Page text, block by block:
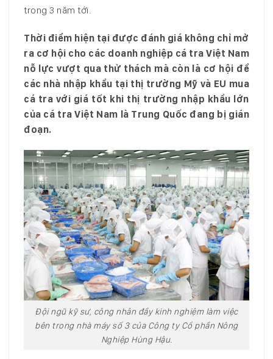
trong 3 năm tới.
Thời điểm hiện tại được đánh giá không chỉ mở
ra cơ hội cho các doanh nghiệp cá tra Việt Nam
nỗ lực vượt qua thử thách mà còn là cơ hội để
các nhà nhập khẩu tại thị trường Mỹ và EU mua
cá tra với giá tốt khi thị trường nhập khẩu lớn
của cá tra Việt Nam là Trung Quốc đang bị gián
đoạn.
Đội ngũ kỹ sư, công nhân đầy kinh nghiệm làm việc
bên trong nhà máy số 3 của Công ty Cổ phần Nông
Nghiệp Hùng Hậu.